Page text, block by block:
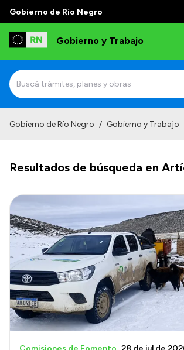
Gobierno de Río Negro
Gobierno y Trabajo
Misión
Autoridades, Áreas y Organismos
Normativa
Transparencia
Presupuesto
Boletín Oficial
Compras y licitaciones
Gobierno de Río Negro / Gobierno y Trabajo
Resultados de búsqueda en